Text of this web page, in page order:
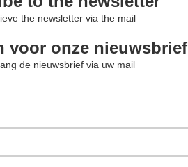
the newsletter via the mail
voor onze nieuwsbrief
de nieuwsbrief via uw mail